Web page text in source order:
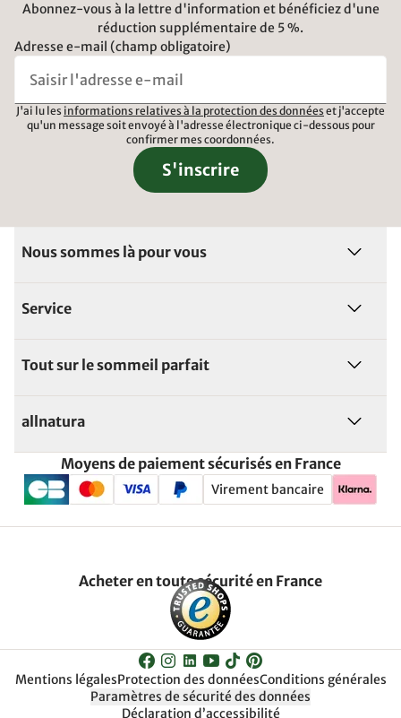
Abonnez-vous à la lettre d'information et bénéficiez d'une
réduction supplémentaire de 5 %.
Adresse e-mail (champ obligatoire)
J'ai lu les informations relatives à la protection des données et j'accepte
qu'un message soit envoyé à l'adresse électronique ci-dessous pour
confirmer mes coordonnées.
S'inscrire
Nous sommes là pour vous
Service
Tout sur le sommeil parfait
allnatura
Moyens de paiement sécurisés en France
Virement bancaire
Acheter en toute sécurité en France
Mentions légalesProtection des donnéesConditions générales
Paramètres de sécurité des données
Déclaration d’accessibilité